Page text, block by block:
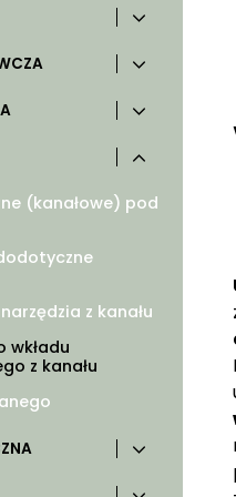
(kanałowe) pod
z kanału
wkładu
z kanału